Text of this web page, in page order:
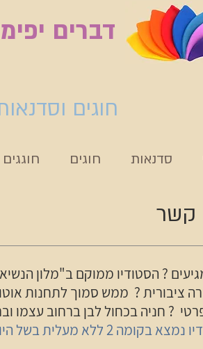
דברים
חוגים
סדנאות חוגים חוגגים
קשר
? הסטודיו ממוקם ב"מלון
ציבורית ? ממש סמוך לתחנות אוטובוס על
? חניה בכחול לבן ברחוב עצמו
2 ללא מעלית בשל היות הבניין בניין ישן